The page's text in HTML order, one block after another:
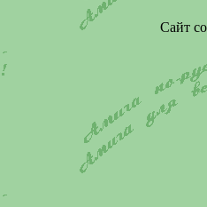
Сайт